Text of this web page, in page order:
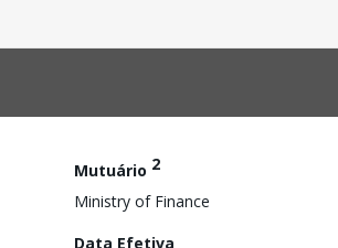
Mutuário 2
Ministry of Finance
Data Efetiva